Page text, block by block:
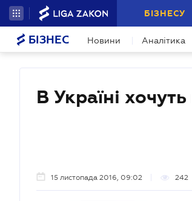
БІЗНЕСУ
БІЗНЕС Новини Аналітика
В Україні
15 листопада 2016, 09:02 242